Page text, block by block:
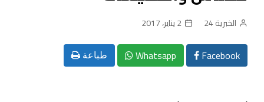
الخبرية 24 2 يناير، 2017
Facebook
Whatsapp طباعة